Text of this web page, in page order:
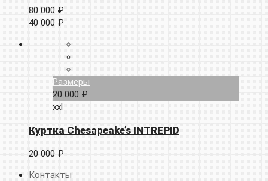
80 000 ₽
40 000 ₽
Размеры
20 000 ₽
xxl
Куртка Chesapeake’s INTREPID
20 000 ₽
Контакты